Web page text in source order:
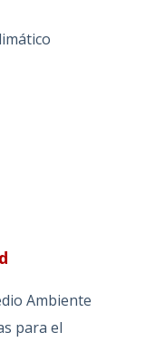
Ambiente
para el